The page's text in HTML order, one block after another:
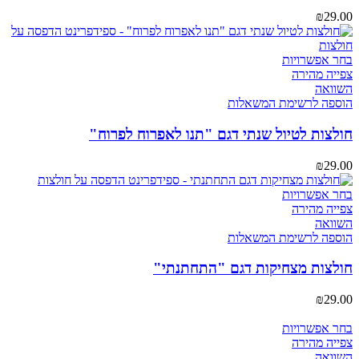
האפשרויות
בעמוד
₪29.00
בחר אפשרויות
מספר
ניתן
לבחור
האפשרויות
בעמוד
המוצר
צפייה מהירה
השוואה
הוספה לרשימת המשאלות
חולצות לטיול שנתי דגם "תנו לאפרוח לפרוח"
₪29.00
בחר אפשרויות
מספר
ניתן
לבחור
המוצר
צפייה מהירה
השוואה
הוספה לרשימת המשאלות
חולצות מצחיקות דגם "התחתנתי"
₪29.00
בחר אפשרויות
צפייה מהירה